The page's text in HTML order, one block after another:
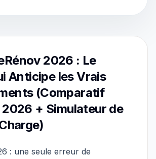
2026 : Le
Anticipe les Vrais
(Comparatif
+ Simulateur de
: une seule erreur de